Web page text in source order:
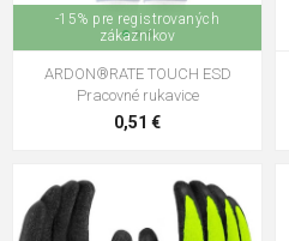
-15% pre registrovaných
zákazníkov
ARDON®RATE TOUCH ESD
Pracovné rukavice
0,51 €